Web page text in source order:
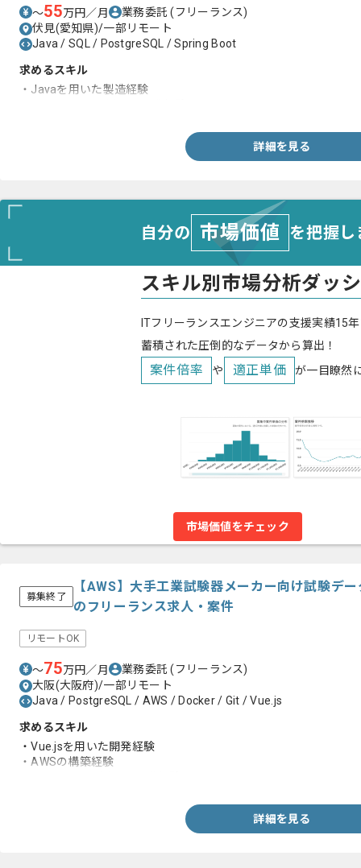
〜55万円／月 業務委託(フリーランス)
伏見(愛知県)/一部リモート
Java / SQL / PostgreSQL / Spring Boot
求めるスキル
・Javaを用いた製造経験
詳細を見る
自分の 市場価値 を把握
スキル別市場分析ダッ
ITフリーランスエンジニアの支援実績15
蓄積された圧倒的なデータから算出！
案件倍率 や 適正単価 が一目瞭然
市場価値をチェック
募集終了
【AWS】大手工業試験器メーカー向け試験デ
のフリーランス求人・案件
リモートOK
〜75万円／月 業務委託(フリーランス)
大阪(大阪府)/一部リモート
Java / PostgreSQL / AWS / Docker / Git / Vue.js
求めるスキル
・Vue.jsを用いた開発経験
・AWSの構築経験
詳細を見る